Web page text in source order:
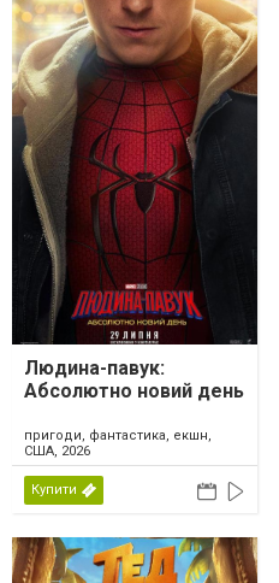
Людина-павук:
Абсолютно новий день
пригоди, фантастика, екшн,
США, 2026
Купити